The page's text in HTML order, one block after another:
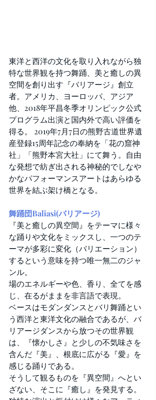
東洋と西洋の文化を取り入れながら独
特な世界観を持つ舞踊、美と癒しの異
空間を創り出す『バリアージ』創立
者。アメリカ、ヨーロッパ、アジア
他、2018年平昌冬季オリンピック公式
プログラム出演と国内外で高い評価を
得る。 2019年7月7日の熊野古道世界遺
産登録15周年記念の奉納を「花の窟神
社」「熊野本宮大社」にて舞う。自由
な発想で紡ぎ出される神秘的でしなや
かなパフォーマンスアートはあらゆる
世界を結ぶ架け橋となる。
舞踊団Baliasi(バリアージ)
『美と癒しの異空間』をテーマに様々
な踊りや文化をミックスし、一つのテ
ーマが多彩に変化（バリエーション）
するという意味を持つ唯一無二のジャ
ンル。
場のエネルギーや色、香り、全てを感
じ、在るがままを非言語で表現。
ベースはモダンダンスとバリ舞踊とい
う西洋と東洋文化の融合であるが、バ
リアージダンスから放つその世界観
は、『懐かしさ』と少しの不気味さを
含んだ『美』、根底に広がる『愛』を
感じる踊りである。
そうして観るものを『異空間』へとい
ざない、そこに『癒し』を発見する。